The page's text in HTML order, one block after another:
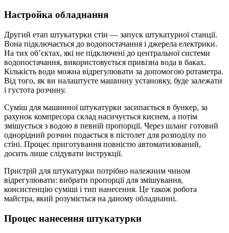
Настройка обладнання
Другий етап штукатурки стін — запуск штукатурної станції.
Вона підключається до водопостачання і джерела електрики.
На тих об’єктах, які не підключені до центральної системи
водопостачання, використовується привізна вода в баках.
Кількість води можна відрегулювати за допомогою ротаметра.
Від того, як ви налаштуєте машинну установку, буде залежати
і густота розчину.
Суміш для машинної штукатурки засипається в бункер, за
рахунок компресора склад насичується киснем, а потім
змішується з водою в певній пропорції. Через шланг готовий
однорідний розчин подається в пістолет для розподілу по
стіні. Процес приготування повністю автоматизований,
досить лише слідувати інструкції.
Пристрій для штукатурки потрібно належним чином
відрегулювати: вибрати пропорції для змішування,
консистенцію суміші і тип нанесення. Це також робота
майстра, який розуміється на даному обладнанні.
Процес нанесення штукатурки